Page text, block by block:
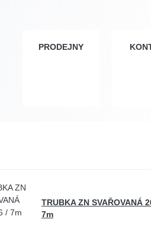
PRODEJNY
TRUBKA ZN SVAŘOVANÁ
7m